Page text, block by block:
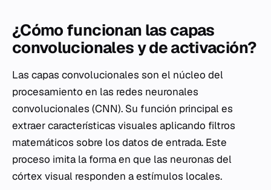
¿Cómo funcionan las capas
convolucionales y de activación?
Las capas convolucionales son el núcleo del
procesamiento en las redes neuronales
convolucionales (CNN). Su función principal es
extraer características visuales aplicando filtros
matemáticos sobre los datos de entrada. Este
proceso imita la forma en que las neuronas del
córtex visual responden a estímulos locales.